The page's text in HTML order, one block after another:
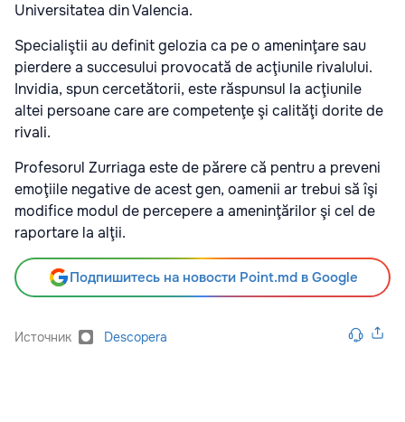
Universitatea din Valencia.
Specialiştii au definit gelozia ca pe o ameninţare sau
pierdere a succesului provocată de acţiunile rivalului.
Invidia, spun cercetătorii, este răspunsul la acţiunile
altei persoane care are competenţe şi calităţi dorite de
rivali.
Profesorul Zurriaga este de părere că pentru a preveni
emoţiile negative de acest gen, oamenii ar trebui să îşi
modifice modul de percepere a ameninţărilor şi cel de
raportare la alţii.
Подпишитесь на новости Point.md в Google
Источник Descopera